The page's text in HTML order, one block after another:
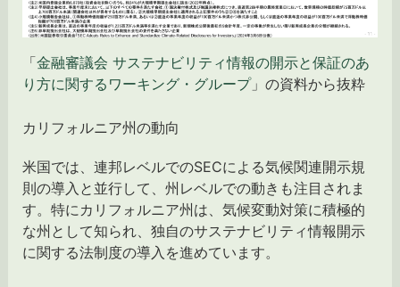
「金融審議会 サステナビリティ情報の開示と保証のあ
り方に関するワーキング・グループ」の資料から抜粋
カリフォルニア州の動向
米国では、連邦レベルでのSECによる気候関連開示規
則の導入と並行して、州レベルでの動きも注目されま
す。特にカリフォルニア州は、気候変動対策に積極的
な州として知られ、独自のサステナビリティ情報開示
に関する法制度の導入を進めています。